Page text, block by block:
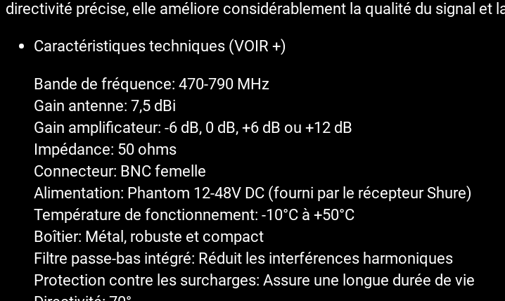
directivité précise, elle améliore considérablement la qualité du signal et
Caractéristiques techniques (VOIR +)
Bande de fréquence: 470-790 MHz
Gain antenne: 7,5 dBi
Gain amplificateur: -6 dB, 0 dB, +6 dB ou +12 dB
Impédance: 50 ohms
Connecteur: BNC femelle
Alimentation: Phantom 12-48V DC (fourni par le récepteur Shure)
Température de fonctionnement: -10°C à +50°C
Boîtier: Métal, robuste et compact
Filtre passe-bas intégré: Réduit les interférences harmoniques
Protection contre les surcharges: Assure une longue durée de vie